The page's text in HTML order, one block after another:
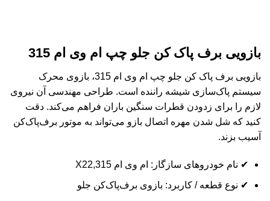
بازویی برف پاک کن جلو چپ ام وی ام 315
بازویی برف پاک کن جلو چپ ام وی ام 315، بازوی محرک
سیستم پاک‌سازی شیشه راننده است. طراحی مهندسی آن نیروی
لازم را برای زدودن قطرات سنگین باران فراهم می‌کند. دقت
کنید که شل شدن مهره اتصال بازو می‌تواند به موتور برف‌پاک‌کن
آسیب بزند.
✔ نام خودروهای سازگار: ام وی ام 315,X22
✔ نوع قطعه / کاربرد: بازوی برف‌پاک‌کن جلو